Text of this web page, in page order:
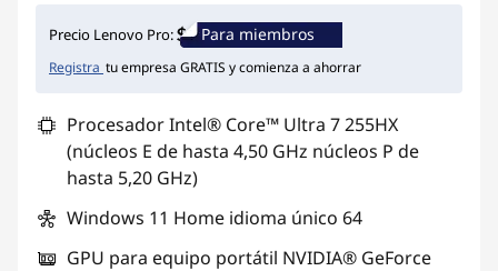
Precio Lenovo Pro: Para miembros
Registra tu empresa GRATIS y comienza a ahorrar
Procesador Intel® Core™ Ultra 7 255HX
(núcleos E de hasta 4,50 GHz núcleos P de
hasta 5,20 GHz)
Windows 11 Home idioma único 64
GPU para equipo portátil NVIDIA® GeForce